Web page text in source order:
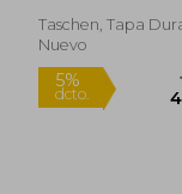
Taschen, Tapa
Nuevo